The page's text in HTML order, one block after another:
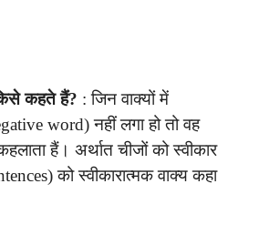
कहते हैं? : जिन वाक्यों में
word) नहीं लगा हो तो वह
हैं। अर्थात चीजों को स्वीकार
को स्वीकारात्मक वाक्य कहा